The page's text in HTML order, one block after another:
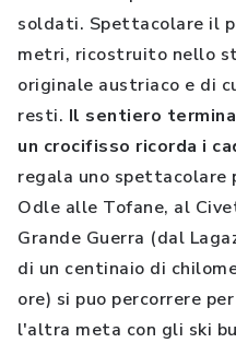
soldati. Spettacolare il
metri, ricostruito nello
originale austriaco e di
resti. Il sentiero
un crocifisso ricorda i
regala uno spettacolare
Odle alle Tofane, al
Grande Guerra (dal
di un centinaio di
ore) si puo percorrere
l'altra meta con gli ski